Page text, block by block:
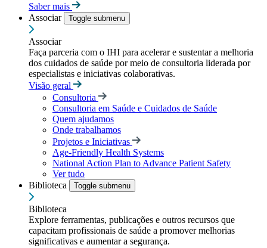
Saber mais
Associar
Toggle submenu
Associar
Faça parceria com o IHI para acelerar e sustentar a melhoria
dos cuidados de saúde por meio de consultoria liderada por
especialistas e iniciativas colaborativas.
Visão geral
Consultoria
Consultoria em Saúde e Cuidados de Saúde
Quem ajudamos
Onde trabalhamos
Projetos e Iniciativas
Age-Friendly Health Systems
National Action Plan to Advance Patient Safety
Ver tudo
Biblioteca
Toggle submenu
Biblioteca
Explore ferramentas, publicações e outros recursos que
capacitam profissionais de saúde a promover melhorias
significativas e aumentar a segurança.